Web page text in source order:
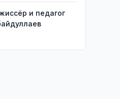
и педагог